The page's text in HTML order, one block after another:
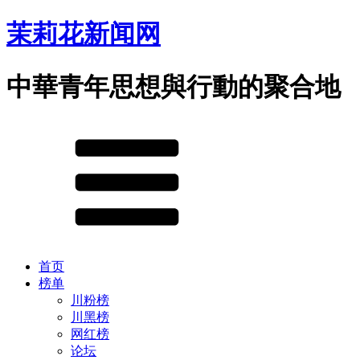
茉莉花新闻网
中華青年思想與行動的聚合地
首页
榜单
川粉榜
川黑榜
网红榜
论坛